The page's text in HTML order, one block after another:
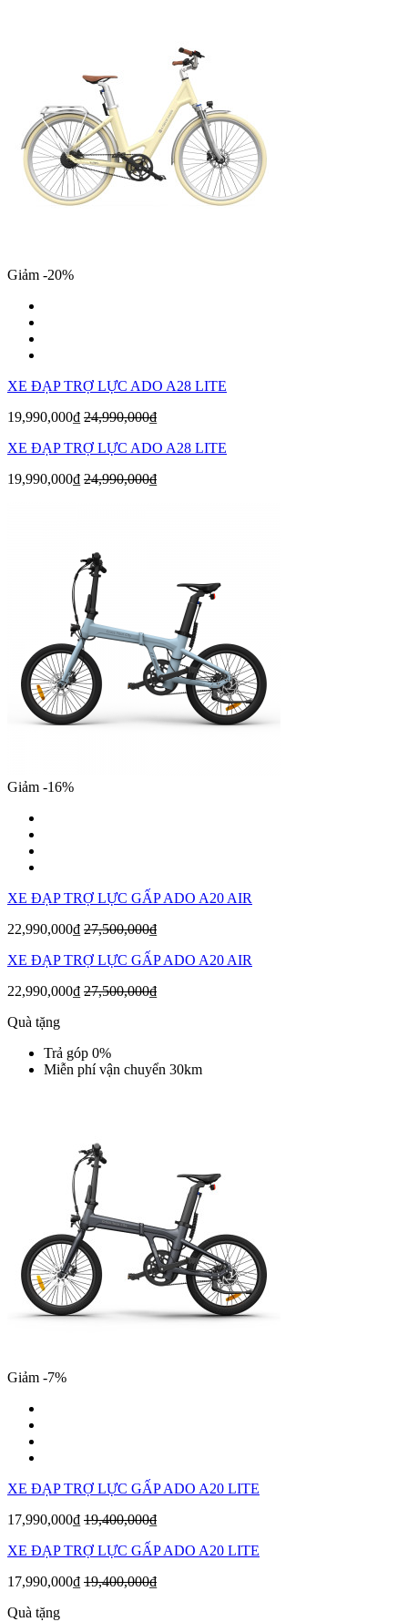
Giảm -20%
XE ĐẠP TRỢ LỰC ADO A28 LITE
19,990,000₫ 24,990,000₫
XE ĐẠP TRỢ LỰC ADO A28 LITE
19,990,000₫ 24,990,000₫
Giảm -16%
XE ĐẠP TRỢ LỰC GẤP ADO A20 AIR
22,990,000₫ 27,500,000₫
XE ĐẠP TRỢ LỰC GẤP ADO A20 AIR
22,990,000₫ 27,500,000₫
Quà tặng
Trả góp 0%
Miễn phí vận chuyển 30km
Giảm -7%
XE ĐẠP TRỢ LỰC GẤP ADO A20 LITE
17,990,000₫ 19,400,000₫
XE ĐẠP TRỢ LỰC GẤP ADO A20 LITE
17,990,000₫ 19,400,000₫
Quà tặng